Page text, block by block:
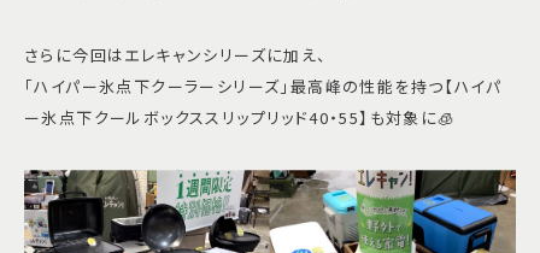
さらに今回はエレキャンシリーズに加え、
「ハイパー氷点下クーラーシリーズ」最高峰の性能を持つ【ハイパ
ー氷点下クールボックススリップリッド40・55】も対象に🧊